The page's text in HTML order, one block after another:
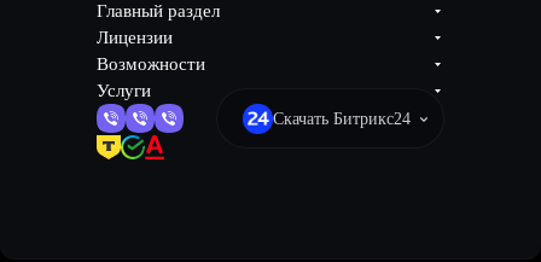
Главный раздел
Лицензии
Возможности
Услуги
Скачать Битрикс24